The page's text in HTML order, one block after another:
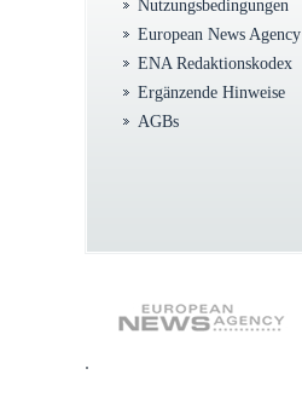
Nutzungsbedingungen
European News Agency
ENA Redaktionskodex
Ergänzende Hinweise
AGBs
.